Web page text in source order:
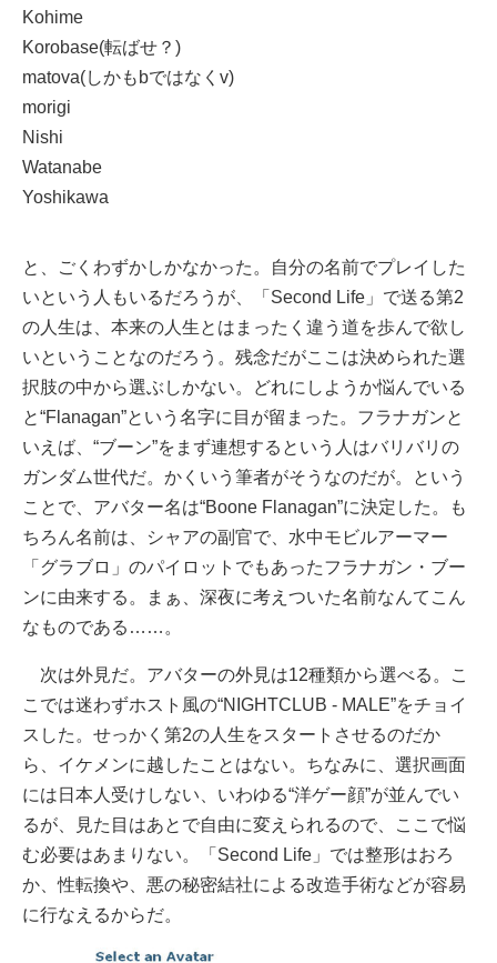
Kohime
Korobase(転ばせ？)
matova(しかもbではなくv)
morigi
Nishi
Watanabe
Yoshikawa
と、ごくわずかしかなかった。自分の名前でプレイした
いという人もいるだろうが、「Second Life」で送る第2
の人生は、本来の人生とはまったく違う道を歩んで欲し
いということなのだろう。残念だがここは決められた選
択肢の中から選ぶしかない。どれにしようか悩んでいる
と“Flanagan”という名字に目が留まった。フラナガンと
いえば、“ブーン”をまず連想するという人はバリバリの
ガンダム世代だ。かくいう筆者がそうなのだが。という
ことで、アバター名は“Boone Flanagan”に決定した。も
ちろん名前は、シャアの副官で、水中モビルアーマー
「グラブロ」のパイロットでもあったフラナガン・ブー
ンに由来する。まぁ、深夜に考えついた名前なんてこん
なものである……。
次は外見だ。アバターの外見は12種類から選べる。こ
こでは迷わずホスト風の“NIGHTCLUB - MALE”をチョイ
スした。せっかく第2の人生をスタートさせるのだか
ら、イケメンに越したことはない。ちなみに、選択画面
には日本人受けしない、いわゆる“洋ゲー顔”が並んでい
るが、見た目はあとで自由に変えられるので、ここで悩
む必要はあまりない。「Second Life」では整形はおろ
か、性転換や、悪の秘密結社による改造手術などが容易
に行なえるからだ。